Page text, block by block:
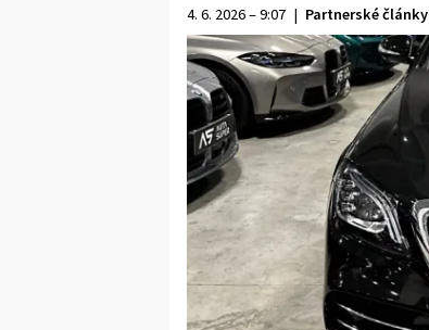
4. 6. 2026 – 9:07 | Partnerské články